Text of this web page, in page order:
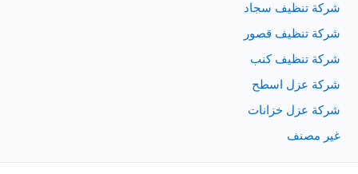
شركة تنظيف سجاد
شركة تنظيف قصور
شركة تنظيف كنب
شركة عزل اسطح
شركة عزل خزانات
غير مصنف